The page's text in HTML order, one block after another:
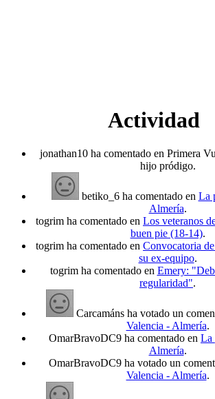
Actividad
jonathan10 ha comentado en Primera
hijo pródigo.
betiko_6 ha comentado en La
Almería.
togrim ha comentado en Los veteranos
buen pie (18-14).
togrim ha comentado en Convocatoria
su ex-equipo.
togrim ha comentado en Emery:
regularidad".
Carcamáns ha votado un
Valencia - Almería.
OmarBravoDC9 ha comentado en La
Almería.
OmarBravoDC9 ha votado un
Valencia - Almería.